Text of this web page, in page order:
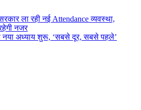
ला रही नई Attendance व्यवस्था,
नजर
नया अध्याय शुरू, ‘सबसे दूर, सबसे पहले’